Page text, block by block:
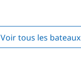
Voir tous les bateaux